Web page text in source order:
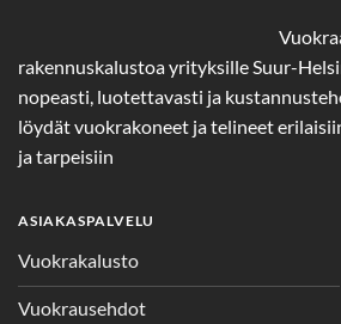
rakennuskalustoa yrityksille Suur-
nopeasti, luotettavasti ja
löydät vuokrakoneet ja telineet
ja tarpeisiin
ASIAKASPALVELU
Vuokrakalusto
Vuokrausehdot